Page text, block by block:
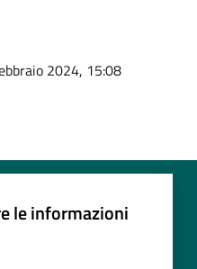
2024, 15:08
le informazioni